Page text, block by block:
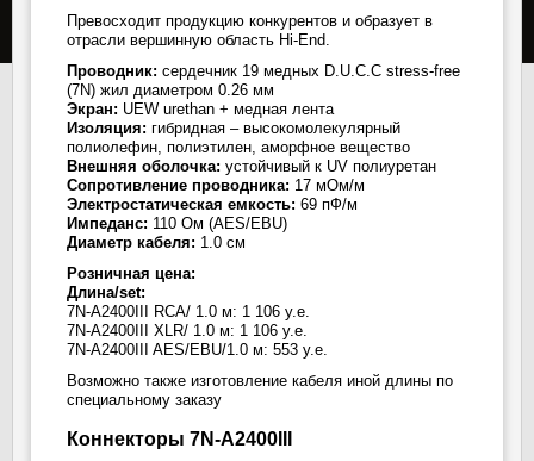
Превосходит продукцию конкурентов и образует в
отрасли вершинную область Hi-End.
Проводник: сердечник 19 медных D.U.C.C stress-free
(7N) жил диаметром 0.26 мм
Экран: UEW urethan + медная лента
Изоляция: гибридная – высокомолекулярный
полиолефин, полиэтилен, аморфное вещество
Внешняя оболочка: устойчивый к UV полиуретан
Сопротивление проводника: 17 мОм/м
Электростатическая емкость: 69 пФ/м
Импеданс: 110 Ом (AES/EBU)
Диаметр кабеля: 1.0 см
Розничная цена:
Длина/set:
7N-A2400III RCA/ 1.0 м: 1 106 у.е.
7N-A2400III XLR/ 1.0 м: 1 106 у.е.
7N-A2400III AES/EBU/1.0 м: 553 у.е.
Возможно также изготовление кабеля иной длины по
специальному заказу
Коннекторы 7N-A2400III